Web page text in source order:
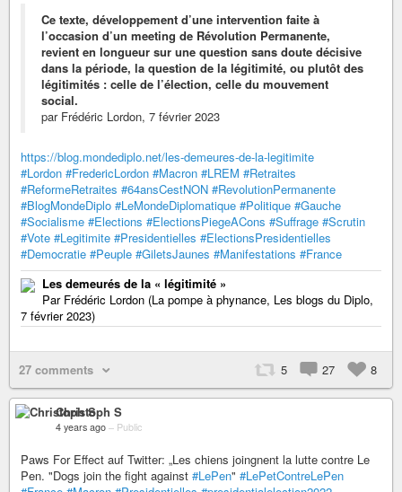
Ce texte, développement d’une intervention faite à
l’occasion d’un meeting de Révolution Permanente,
revient en longueur sur une question sans doute décisive
dans la période, la question de la légitimité, ou plutôt des
légitimités : celle de l’élection, celle du mouvement
social.
par Frédéric Lordon, 7 février 2023
https://blog.mondediplo.net/les-demeures-de-la-legitimite
#Lordon #FredericLordon #Macron #LREM #Retraites
#ReformeRetraites #64ansCestNON #RevolutionPermanente
#BlogMondeDiplo #LeMondeDiplomatique #Politique #Gauche
#Socialisme #Elections #ElectionsPiegeACons #Suffrage #Scrutin
#Vote #Legitimite #Presidentielles #ElectionsPresidentielles
#Democratie #Peuple #GiletsJaunes #Manifestations #France
Les demeurés de la « légitimité »
Par Frédéric Lordon (La pompe à phynance, Les blogs du Diplo,
7 février 2023)
27 comments 5 27 8
Christoph S
4 years ago – Public
Paws For Effect auf Twitter: „Les chiens joingnent la lutte contre Le
Pen. "Dogs join the fight against #LePen" #LePetContreLePen